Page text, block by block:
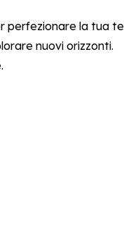
la tua
nuovi orizzonti.